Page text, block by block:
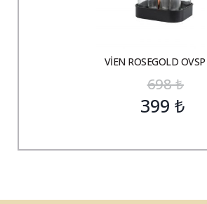
VİEN ROSEGOLD OVSP
698₺
399 ₺